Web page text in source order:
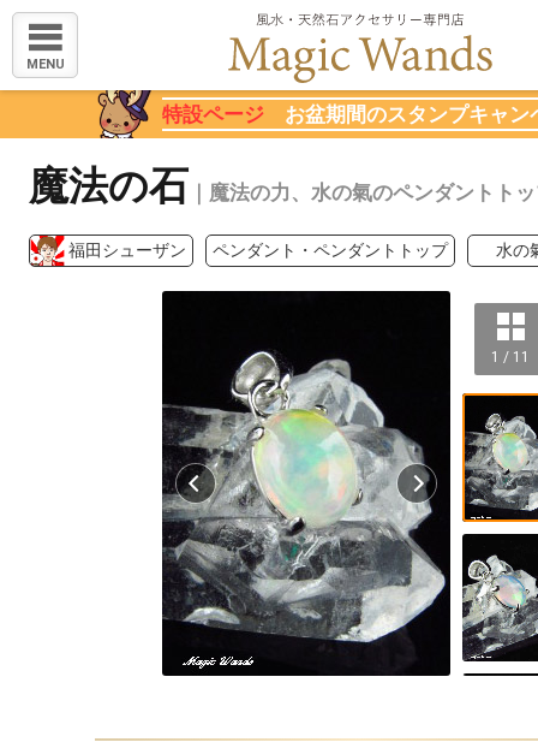
MENU
特設ページ お盆期間のスタンプキャン
魔法の石 ｜魔法の力、水の氣のペンダントト
福田シューザン ペンダント・ペンダントトップ 水の
1 / 11